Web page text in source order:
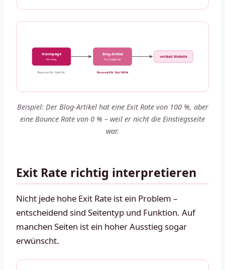
Homepage
Einstieg
Blog-Artikel
Ausstieg hier
verlässt Website
Bounce 0 % · Exit 0 % Bounce 0 % · Exit 100 %
Beispiel: Der Blog-Artikel hat eine Exit Rate von 100 %, aber
eine Bounce Rate von 0 % – weil er nicht die Einstiegsseite
war.
Exit Rate richtig interpretieren
Nicht jede hohe Exit Rate ist ein Problem –
entscheidend sind Seitentyp und Funktion. Auf
manchen Seiten ist ein hoher Ausstieg sogar
erwünscht.